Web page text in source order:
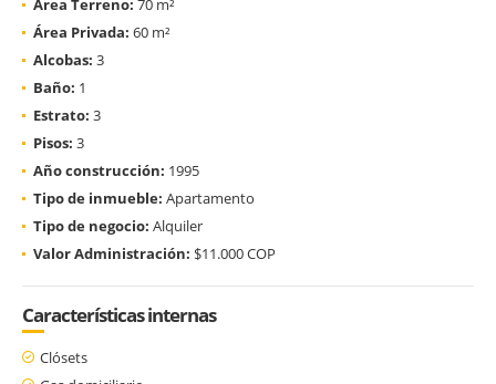
Área Terreno: 70 m²
Área Privada: 60 m²
Alcobas: 3
Baño: 1
Estrato: 3
Pisos: 3
Año construcción: 1995
Tipo de inmueble: Apartamento
Tipo de negocio: Alquiler
Valor Administración: $11.000 COP
Características internas
Clósets